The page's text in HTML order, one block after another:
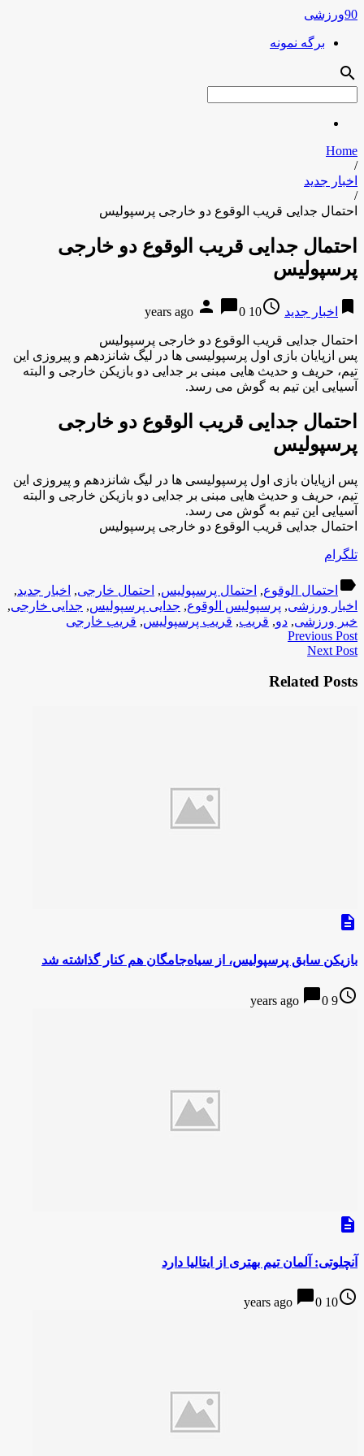
90ورزشی
برگه نمونه
search
Home
/
اخبار جدید
/
احتمال جدایی قریب الوقوع دو خارجی پرسپولیس
احتمال جدایی قریب الوقوع دو خارجی
پرسپولیس
bookmark اخبار جدید access_time
10 years ago
person chat_bubble0
احتمال جدایی قریب الوقوع دو خارجی پرسپولیس
پس ازپایان بازی اول پرسپولیسی ها در لیگ شانزدهم و پیروزی این
تیم، حریف و حدیث هایی مبنی بر جدایی دو بازیکن خارجی و البته
آسیایی این تیم به گوش می رسد.
احتمال جدایی قریب الوقوع دو خارجی
پرسپولیس
پس ازپایان بازی اول پرسپولیسی ها در لیگ شانزدهم و پیروزی این
تیم، حریف و حدیث هایی مبنی بر جدایی دو بازیکن خارجی و البته
آسیایی این تیم به گوش می رسد.
احتمال جدایی قریب الوقوع دو خارجی پرسپولیس
تلگرام
label احتمال الوقوع, احتمال پرسپولیس, احتمال خارجی, اخبار جدید,
اخبار ورزشی, پرسپولیس الوقوع, جدایی پرسپولیس, جدایی خارجی,
خبر ورزشی, دو, قریب, قریب پرسپولیس, قریب خارجی
Previous Post
Next Post
Related Posts
description
بازیکن سابق پرسپولیس، از سیاه‌جامگان هم کنار گذاشته شد
access_time
9 years ago
chat_bubble0
description
آنچلوتی: آلمان تیم بهتری از ایتالیا دارد
access_time
10 years ago
chat_bubble0